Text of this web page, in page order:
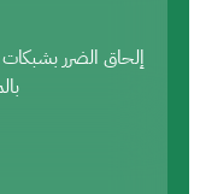
إلحاق الضرر